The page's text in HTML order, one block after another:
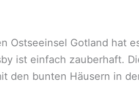
Ostseeinsel Gotland hat
ist einfach zauberhaft.
den bunten Häusern in